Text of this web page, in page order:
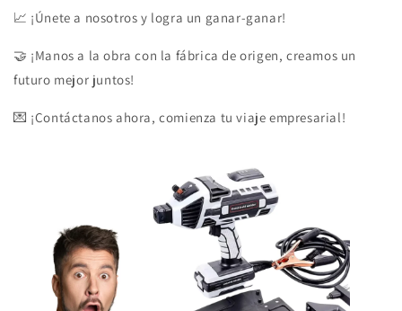
📈 ¡Únete a nosotros y logra un ganar-ganar!
🤝 ¡Manos a la obra con la fábrica de origen, creamos un
futuro mejor juntos!
💌 ¡Contáctanos ahora, comienza tu viaje empresarial!